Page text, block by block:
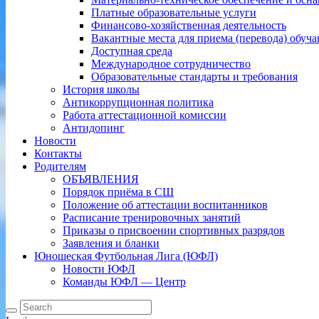
Платные образовательные услуги
Финансово-хозяйственная деятельность
Вакантные места для приема (перевода)
Доступная среда
Международное сотрудничество
Образовательные стандарты и требования
История школы
Антикоррупционная политика
Работа аттестационной комиссии
Антидопинг
Новости
Контакты
Родителям
ОБЪЯВЛЕНИЯ
Порядок приёма в СШ
Положение об аттестации воспитанников
Расписание тренировочных занятий
Приказы о присвоении спортивных разрядов
Заявления и бланки
Юношеская Футбольная Лига (ЮФЛ)
Новости ЮФЛ
Команды ЮФЛ — Центр